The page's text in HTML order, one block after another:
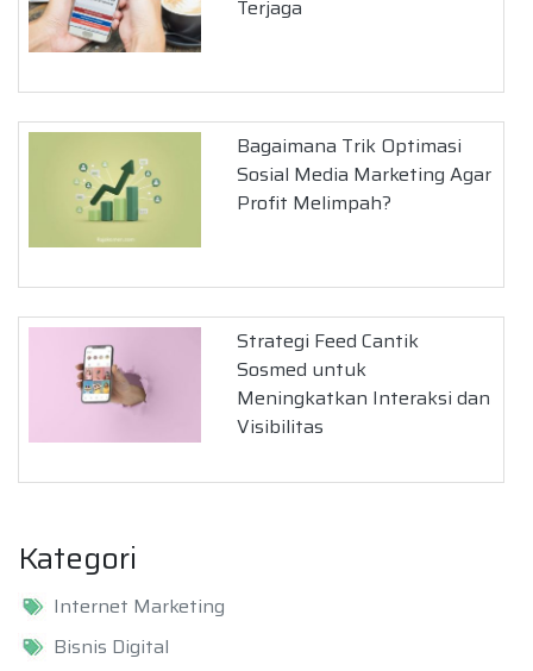
Terjaga
Bagaimana Trik Optimasi
Sosial Media Marketing Agar
Profit Melimpah?
Strategi Feed Cantik
Sosmed untuk
Meningkatkan Interaksi dan
Visibilitas
Kategori
Internet Marketing
Bisnis Digital